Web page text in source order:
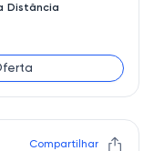
Distância
Compartilhar